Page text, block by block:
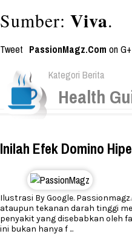
Sumber: Viva.
Tweet PassionMagz.Com on G+
Kategori Berita
Health
Inilah Efek Domino
Ilustrasi By Google.
ataupun tekanan darah tinggi
penyakit yang disebabkan oleh
ini bukan hanya f ...